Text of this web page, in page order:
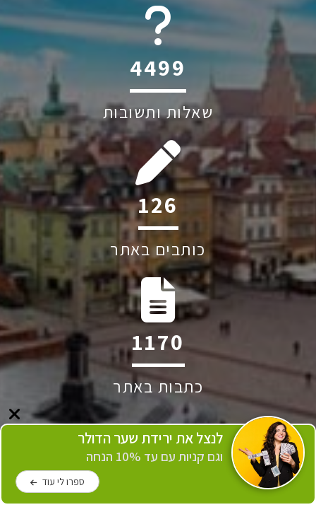
6045
שאלות ותשובות
253
כותבים באתר
2350
כתבות באתר
לנצל את ירידת שער הדולר
וגם קניות עם עד 10% הנחה
ספרו לי עוד